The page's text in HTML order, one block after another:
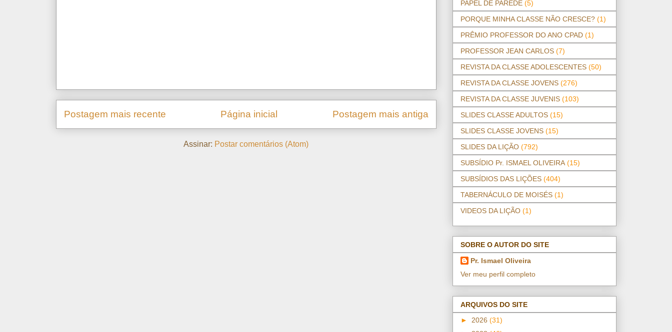
Postagem mais recente Postagem mais antiga
Página inicial
Assinar: Postar comentários (Atom)
PAPEL DE PAREDE (5)
PORQUE MINHA CLASSE NÃO CRESCE? (1)
PRÊMIO PROFESSOR DO ANO CPAD (1)
PROFESSOR JEAN CARLOS (7)
REVISTA DA CLASSE ADOLESCENTES (50)
REVISTA DA CLASSE JOVENS (276)
REVISTA DA CLASSE JUVENIS (103)
SLIDES CLASSE ADULTOS (15)
SLIDES CLASSE JOVENS (15)
SLIDES DA LIÇÃO (792)
SUBSÍDIO Pr. ISMAEL OLIVEIRA (15)
SUBSÍDIOS DAS LIÇÕES (404)
TABERNÁCULO DE MOISÉS (1)
VIDEOS DA LIÇÃO (1)
SOBRE O AUTOR DO SITE
Pr. Ismael Oliveira
Ver meu perfil completo
ARQUIVOS DO SITE
► 2026 (31)